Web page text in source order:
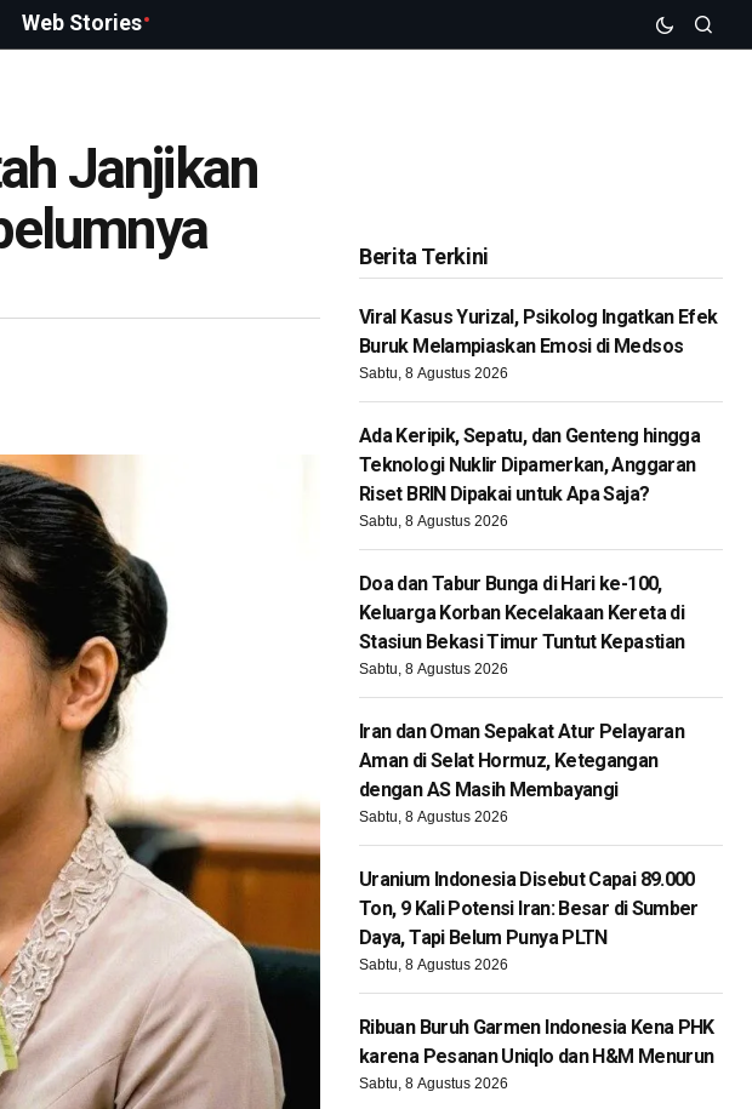
Web Stories
Janjikan
Berita Terkini
Viral Kasus Yurizal, Psikolog Ingatkan Efek
Buruk Melampiaskan Emosi di Medsos
Sabtu, 8 Agustus 2026
Ada Keripik, Sepatu, dan Genteng hingga
Teknologi Nuklir Dipamerkan, Anggaran
Riset BRIN Dipakai untuk Apa Saja?
Sabtu, 8 Agustus 2026
Doa dan Tabur Bunga di Hari ke-100,
Keluarga Korban Kecelakaan Kereta di
Stasiun Bekasi Timur Tuntut Kepastian
Sabtu, 8 Agustus 2026
Iran dan Oman Sepakat Atur Pelayaran
Aman di Selat Hormuz, Ketegangan
dengan AS Masih Membayangi
Sabtu, 8 Agustus 2026
Uranium Indonesia Disebut Capai 89.000
Ton, 9 Kali Potensi Iran: Besar di Sumber
Daya, Tapi Belum Punya PLTN
Sabtu, 8 Agustus 2026
Ribuan Buruh Garmen Indonesia Kena PHK
karena Pesanan Uniqlo dan H&M Menurun
Sabtu, 8 Agustus 2026